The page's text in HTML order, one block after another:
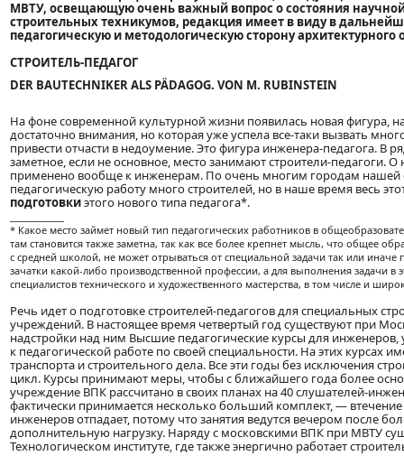
МВТУ, освещающую очень важный вопрос о состояния
строительных техникумов, редакция имеет в виду в
педагогическую и методологическую сторону
СТРОИТЕЛЬ-ПЕДАГОГ
DER BAUTECHNIKER ALS PÄDAGOG. VON M. RUBINSTEIN
На фоне современной культурной жизни появилась новая фигура,
достаточно внимания, но которая уже успела все-таки вызвать
привести отчасти в недоумение. Это фигура инженера-педагога. В
заметное, если не основное, место занимают строители-педагоги.
применено вообще к инженерам. По очень многим городам нашей
педагогическую работу много строителей, но в наше время весь
подготовкиэтого нового типа педагога*.
* Какое место займет новый тип педагогических работников в
там становится также заметна, так как все более крепнет мысль, что общее
с средней школой, не может отрываться от специальной задачи так или иначе
зачатки какой-либо производственной профессии, а для выполнения задачи
специалистов технического и художественного мастерства, в том числе и
Речь идет о подготовке строителей-педагогов для специальных
учреждений. В настоящее время четвертый год существуют при
надстройки над ним Высшие педагогические курсы для
к педагогической работе по своей специальности. На этих курсах
транспорта и строительного дела. Все эти годы без исключения
цикл. Курсы принимают меры, чтобы с ближайшего года более
учреждение ВПК рассчитано в своих планах на 40 слушателей-
фактически принимается несколько больший комплект, — втечение
инженеров отпадает, потому что занятия ведутся вечером после
дополнительную нагрузку. Наряду с московскими ВПК при МВТУ
Технологическом институте, где также энергично работает